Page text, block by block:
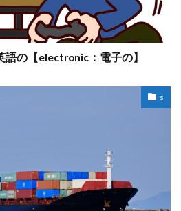
の【electronic：電子の】
s